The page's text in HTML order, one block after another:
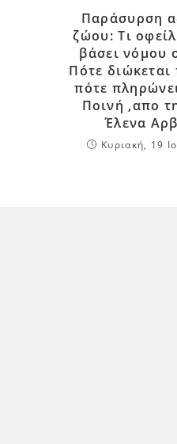
Παράσυρση
ζώου: Τι
βάσει νόμου
Πότε διώκεται
πότε
Ποινή ,απο
Έλενα
Κυριακή, 19